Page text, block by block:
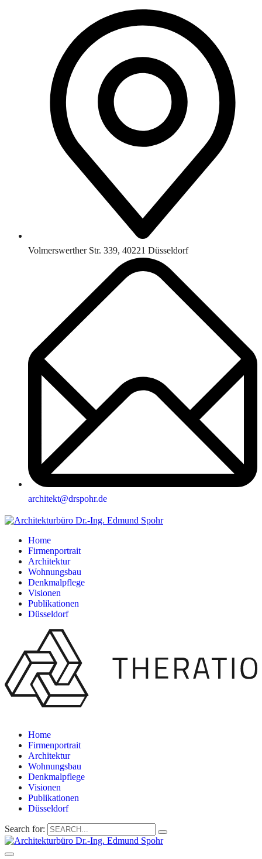
Volmerswerther Str. 339, 40221 Düsseldorf
architekt@drspohr.de
Home
Firmenportrait
Architektur
Wohnungsbau
Denkmalpflege
Visionen
Publikationen
Düsseldorf
Home
Firmenportrait
Architektur
Wohnungsbau
Denkmalpflege
Visionen
Publikationen
Düsseldorf
Search for: